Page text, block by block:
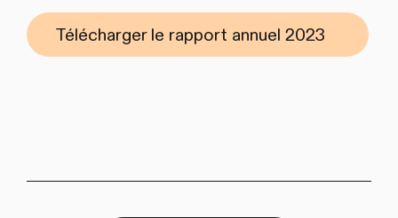
Télécharger le rapport annuel 2023